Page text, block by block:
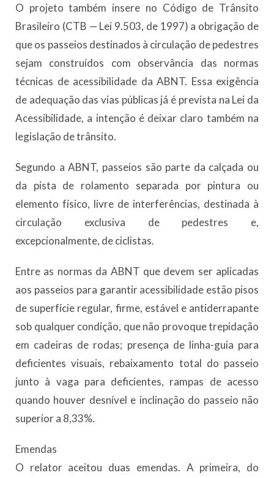
O projeto também insere no Código de Trânsito
Brasileiro (CTB — Lei 9.503, de 1997) a obrigação de
que os passeios destinados à circulação de pedestres
sejam construídos com observância das normas
técnicas de acessibilidade da ABNT. Essa exigência
de adequação das vias públicas já é prevista na Lei da
Acessibilidade, a intenção é deixar claro também na
legislação de trânsito.
Segundo a ABNT, passeios são parte da calçada ou
da pista de rolamento separada por pintura ou
elemento físico, livre de interferências, destinada à
circulação exclusiva de pedestres e,
excepcionalmente, de ciclistas.
Entre as normas da ABNT que devem ser aplicadas
aos passeios para garantir acessibilidade estão pisos
de superfície regular, firme, estável e antiderrapante
sob qualquer condição, que não provoque trepidação
em cadeiras de rodas; presença de linha-guia para
deficientes visuais, rebaixamento total do passeio
junto à vaga para deficientes, rampas de acesso
quando houver desnível e inclinação do passeio não
superior a 8,33%.
Emendas
O relator aceitou duas emendas. A primeira, do